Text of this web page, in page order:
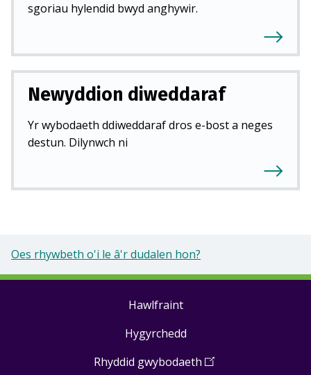
sgoriau hylendid bwyd anghywir.
Newyddion diweddaraf
Yr wybodaeth ddiweddaraf dros e-bost a neges
destun. Dilynwch ni
Oes rhywbeth o'i le â'r dudalen hon?
Hawlfraint
Hygyrchedd
Rhyddid gwybodaeth (Open